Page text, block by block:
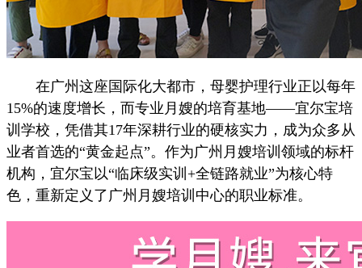
在广州这座国际化大都市，母婴护理行业正以每年
15%的速度增长，而专业月嫂的培育基地——宜尔宝培
训学校，凭借其17年深耕行业的硬核实力，成为众多从
业者首选的“黄金起点”。作为广州月嫂培训领域的标杆
机构，宜尔宝以“临床级实训+全链路就业”为核心特
色，重新定义了广州月嫂培训中心的职业标准。